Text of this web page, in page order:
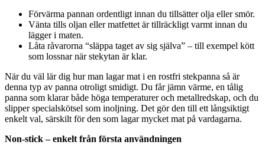
Förvärma pannan ordentligt innan du tillsätter olja eller smör.
Vänta tills oljan eller matfettet är tillräckligt varmt innan du
lägger i maten.
Låta råvarorna “släppa taget av sig själva” – till exempel kött
som lossnar när stekytan är klar.
När du väl lär dig hur man lagar mat i en rostfri stekpanna så är
denna typ av panna otroligt smidigt. Du får jämn värme, en tålig
panna som klarar både höga temperaturer och metallredskap, och du
slipper specialskötsel som inoljning. Det gör den till ett långsiktigt
enkelt val, särskilt för den som lagar mycket mat på vardagarna.
Non-stick – enkelt från första användningen